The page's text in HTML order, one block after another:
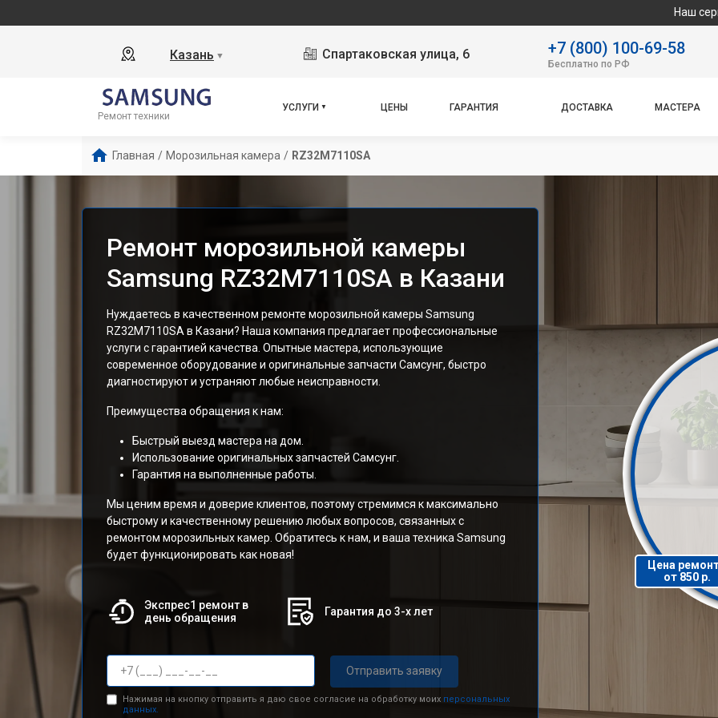
Наш сервисный
Казань ▼ Спартаковская улица, 6 +7 (800) 100-69-58
Бесплатно по РФ
Ремонт техники
УСЛУГИ ЦЕНЫ ГАРАНТИЯ ДОСТАВКА МАСТЕРА
Главная / Морозильная камера / RZ32M7110SA
Ремонт морозильной камеры
Samsung RZ32M7110SA в Казани
Нуждаетесь в качественном ремонте морозильной камеры Samsung
RZ32M7110SA в Казани? Наша компания предлагает профессиональные
услуги с гарантией качества. Опытные мастера, использующие
современное оборудование и оригинальные запчасти Самсунг, быстро
диагностируют и устраняют любые неисправности.
Преимущества обращения к нам:
Быстрый выезд мастера на дом.
Использование оригинальных запчастей Самсунг.
Гарантия на выполненные работы.
Мы ценим время и доверие клиентов, поэтому стремимся к максимально
быстрому и качественному решению любых вопросов, связанных с
ремонтом морозильных камер. Обратитесь к нам, и ваша техника Samsung
будет функционировать как новая!
Экспрес1 ремонт в
день обращения
Гарантия до 3-х лет
Отправить заявку
Нажимая на кнопку отправить я даю свое согласие на обработку моих персональных
данных.
Цена
от 850 р.